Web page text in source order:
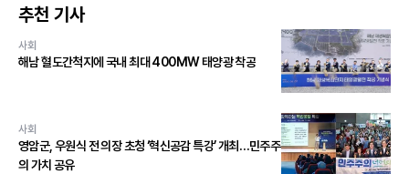
추천 기사
사회
해남 혈도간척지에 국내 최대 400MW 태양광 착공
사회
영암군, 우원식 전 의장 초청 ‘혁신공감 특강’ 개최…민주주
의 가치 공유